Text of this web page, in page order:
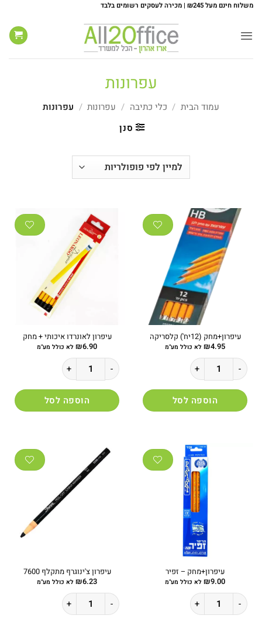
Skip
content
משלוח חינם מעל ₪245 | מכירה לעסקים רשומים בלבד
עפרונות
עמוד הבית / כלי כתיבה / עפרונות / עפרונות
סנן
עיפרון+מחק (12יח') קלסריקה
₪4.95 לא כולל מע"מ
כמות של עיפרון+מחק (12יח') קלסריקה
הוספה לסל
עיפרון לאונרדו איכותי + מחק
₪6.90 לא כולל מע"מ
כמות של עיפרון לאונרדו איכותי + מחק
הוספה לסל
עיפרון+מחק – זפיר
₪9.00 לא כולל מע"מ
כמות של עיפרון+מחק - זפיר
עיפרון צ'ינוגרף מתקלף 7600
₪6.23 לא כולל מע"מ
כמות של עיפרון צ'ינוגרף מתקלף 7600